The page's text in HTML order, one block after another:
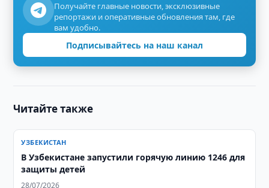
Получайте главные новости, эксклюзивные
репортажи и оперативные обновления там, где
вам удобно.
Подписывайтесь на наш канал
Читайте также
УЗБЕКИСТАН
В Узбекистане запустили горячую линию 1246 для
защиты детей
28/07/2026